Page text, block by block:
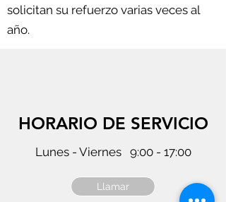
solicitan su refuerzo varias veces al
año.
HORARIO DE SERVICIO
Lunes - Viernes 9:00 - 17:00
Llamar